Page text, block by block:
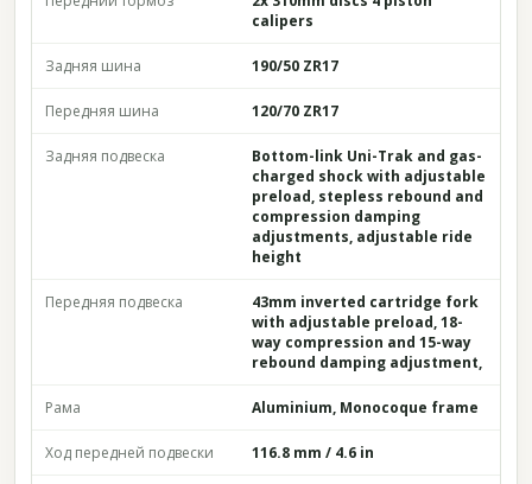
calipers
Задняя шина 190/50 ZR17
Передняя шина 120/70 ZR17
Задняя подвеска
Bottom-link Uni-Trak and gas-
charged shock with adjustable
preload, stepless rebound and
compression damping
adjustments, adjustable ride
height
Передняя подвеска
43mm inverted cartridge fork
with adjustable preload, 18-
way compression and 15-way
rebound damping adjustment,
Рама Aluminium, Monocoque frame
Ход передней подвески 116.8 mm / 4.6 in